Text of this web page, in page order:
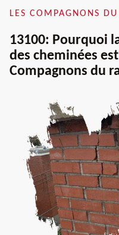
LES COMPAGNONS
13100: Pourquoi
des cheminées
Compagnons du